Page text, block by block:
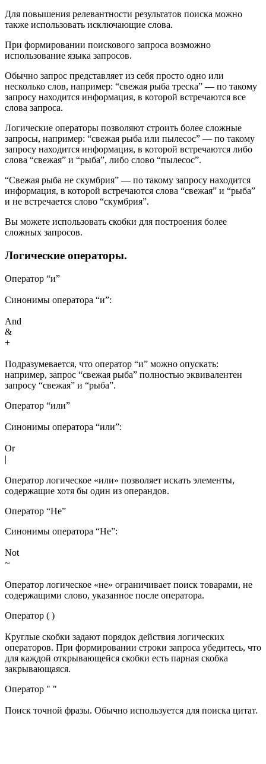
Для повышения релевантности результатов поиска можно
также использовать исключающие слова.
При формировании поискового запроса возможно
использование языка запросов.
Обычно запрос представляет из себя просто одно или
несколько слов, например: “свежая рыба треска” — по такому
запросу находится информация, в которой встречаются все
слова запроса.
Логические операторы позволяют строить более сложные
запросы, например: “свежая рыба или пылесос” — по такому
запросу находится информация, в которой встречаются либо
слова “свежая” и “рыба”, либо слово “пылесос”.
“Свежая рыба не скумбрия” — по такому запросу находится
информация, в которой встречаются слова “свежая” и “рыба”
и не встречается слово “скумбрия”.
Вы можете использовать скобки для построения более
сложных запросов.
Логические операторы.
Оператор “и”
Синонимы оператора “и”:
And
&
+
Подразумевается, что оператор “и” можно опускать:
например, запрос “свежая рыба” полностью эквивалентен
запросу “свежая” и “рыба”.
Оператор “или”
Синонимы оператора “или”:
Or
|
Оператор логическое «или» позволяет искать элементы,
содержащие хотя бы один из операндов.
Оператор “Не”
Синонимы оператора “Не”:
Not
~
Оператор логическое «не» ограничивает поиск товарами, не
содержащими слово, указанное после оператора.
Оператор ( )
Круглые скобки задают порядок действия логических
операторов. При формировании строки запроса убедитесь, что
для каждой открывающейся скобки есть парная скобка
закрывающаяся.
Оператор " "
Поиск точной фразы. Обычно используется для поиска цитат.